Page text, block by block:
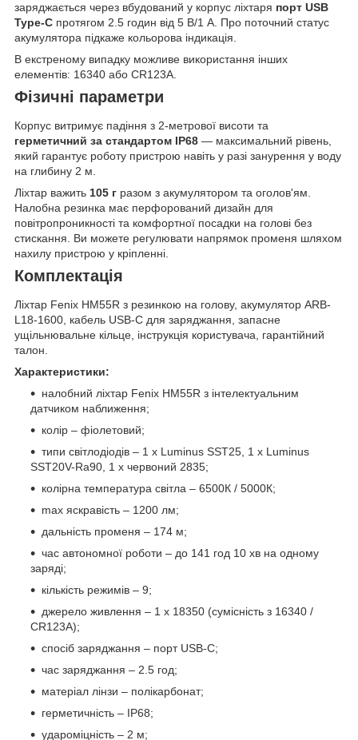
заряджається через вбудований у корпус ліхтаря порт USB
Type-C протягом 2.5 годин від 5 В/1 А. Про поточний статус
акумулятора підкаже кольорова індикація.
В екстреному випадку можливе використання інших
елементів: 16340 або CR123A.
Фізичні параметри
Корпус витримує падіння з 2-метрової висоти та
герметичний за стандартом IP68 — максимальний рівень,
який гарантує роботу пристрою навіть у разі занурення у воду
на глибину 2 м.
Ліхтар важить 105 г разом з акумулятором та оголов'ям.
Налобна резинка має перфорований дизайн для
повітропроникності та комфортної посадки на голові без
стискання. Ви можете регулювати напрямок променя шляхом
нахилу пристрою у кріпленні.
Комплектація
Ліхтар Fenix HM55R з резинкою на голову, акумулятор ARB-
L18-1600, кабель USB-C для заряджання, запасне
ущільнювальне кільце, інструкція користувача, гарантійний
талон.
Характеристики:
налобний ліхтар Fenix HM55R з інтелектуальним
датчиком наближення;
колір – фіолетовий;
типи світлодіодів – 1 х Luminus SST25, 1 х Luminus
SST20V-Ra90, 1 х червоний 2835;
колірна температура світла – 6500К / 5000К;
max яскравість – 1200 лм;
дальність променя – 174 м;
час автономної роботи – до 141 год 10 хв на одному
заряді;
кількість режимів – 9;
джерело живлення – 1 х 18350 (сумісність з 16340 /
CR123A);
спосіб заряджання – порт USB-C;
час заряджання – 2.5 год;
матеріал лінзи – полікарбонат;
герметичність – IP68;
удароміцність – 2 м;